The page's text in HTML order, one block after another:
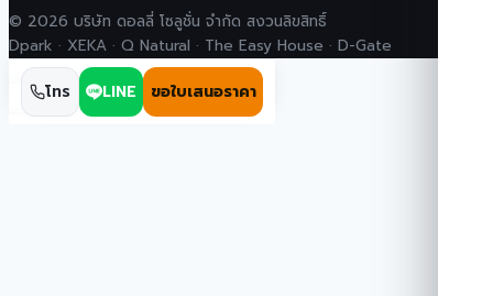
© 2026 บริษัท ดอลลี่ โซลูชั่น จำกัด สงวนลิขสิทธิ์
Dpark · XEKA · Q Natural · The Easy House · D-Gate
โทร LINE ขอใบเสนอราคา